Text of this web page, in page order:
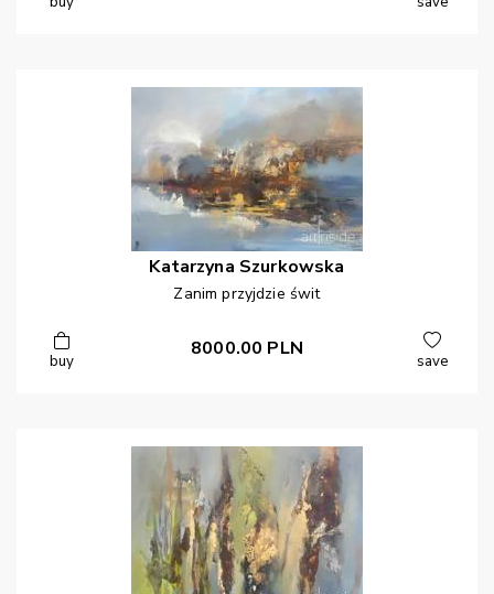
Katarzyna Szurkowska
Zanim przyjdzie świt
buy
8000.00 PLN
save